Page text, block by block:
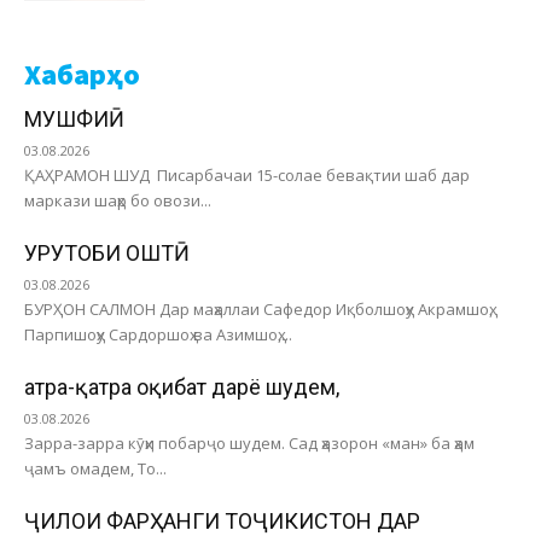
Хабарҳо
МУШФИҚӢ
03.08.2026
ҚАҲРАМОН ШУД Писарбачаи 15-солае бевақтии шаб дар
маркази шаҳр бо овози...
ҚУРУТОБИ ОШТӢ
03.08.2026
БУРҲОН САЛМОН Дар маҳаллаи Сафедор Иқболшоҳу Акрамшоҳ,
Парпишоҳу Сардоршоҳ ва Азимшоҳ,...
Қатра-қатра оқибат дарё шудем,
03.08.2026
Зарра-зарра кӯҳи побарҷо шудем. Сад ҳазорон «ман» ба ҳам
ҷамъ омадем, То...
ҶИЛОИ ФАРҲАНГИ ТОҶИКИСТОН ДАР